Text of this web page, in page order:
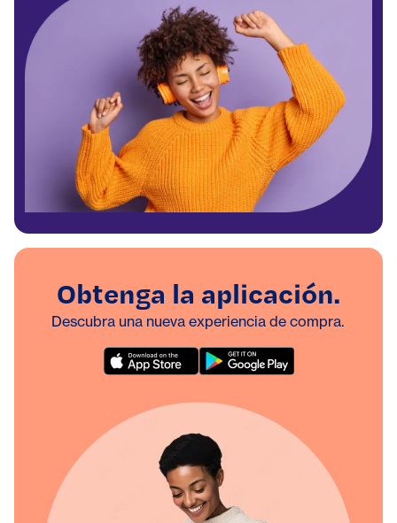
Obtenga la aplicación.
Descubra una nueva experiencia de compra.